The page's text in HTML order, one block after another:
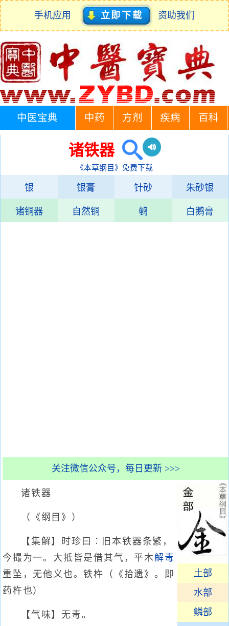
手机应用 立即下载 资助我们
中医宝典 中药 方剂 疾病 百科
诸铁器
《本草纲目》免费下载
银 银膏 针砂 朱砂银
诸铜器 自然铜 鹌 白鹅膏
关注微信公众号，每日更新 >>>
土部
水部
鳞部
诸铁器
（《纲目》）
【集解】时珍曰︰旧本铁器条繁，
今撮为一。大抵皆是借其气，平木解毒
重坠，无他义也。铁杵（《拾遗》。即
药杵也）
【气味】无毒。